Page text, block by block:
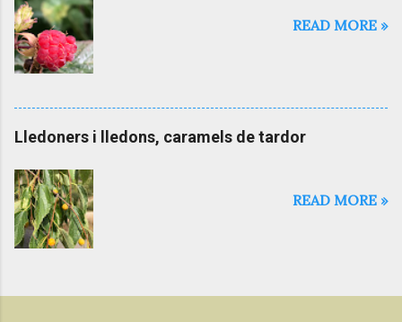
READ MORE »
Lledoners i lledons, caramels de tardor
READ MORE »